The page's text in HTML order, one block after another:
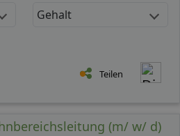
Gehalt
Teilen
(m/ w/ d)